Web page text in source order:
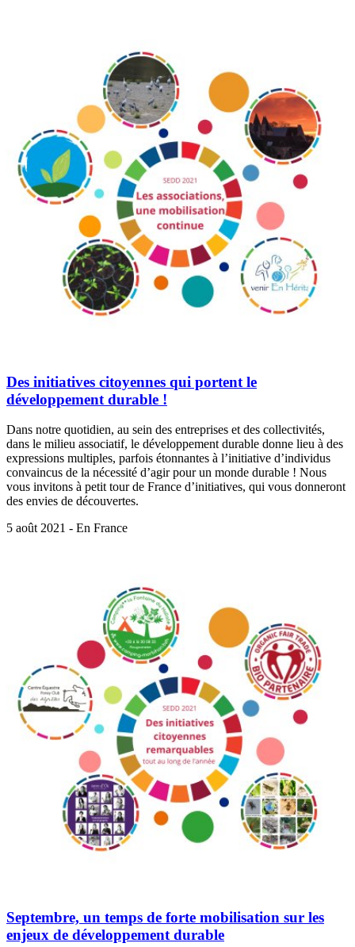
Des initiatives citoyennes qui portent le
développement durable !
Dans notre quotidien, au sein des entreprises et des collectivités,
dans le milieu associatif, le développement durable donne lieu à des
expressions multiples, parfois étonnantes à l’initiative d’individus
convaincus de la nécessité d’agir pour un monde durable ! Nous
vous invitons à petit tour de France d’initiatives, qui vous donneront
des envies de découvertes.
5 août 2021 - En France
Septembre, un temps de forte mobilisation sur les
enjeux de développement durable